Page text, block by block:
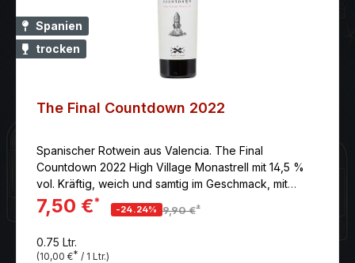
Spanien
trocken
The Final Countdown 2022
Spanischer Rotwein aus Valencia. The Final
Countdown 2022 High Village Monastrell mit 14,5 %
vol. Kräftig, weich und samtig im Geschmack, mit
langem Nachhall.
7,50 €*
-24.24% 9,90 €*
0.75 Ltr.
(10,00 €* / 1 Ltr.)